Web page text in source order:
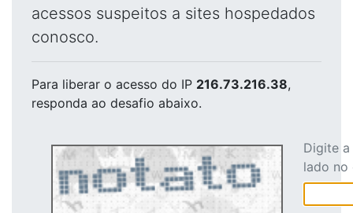
acessos suspeitos a sites hospedados
conosco.
Para liberar o acesso do IP 216.73.216.38,
responda ao desafio abaixo.
Digite
lado no